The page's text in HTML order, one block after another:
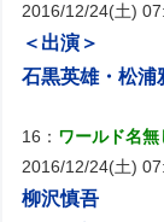
2016/12/24(土)
＜出演＞
石黒英雄・松浦
16： ワールド名
2016/12/24(土)
柳沢慎吾